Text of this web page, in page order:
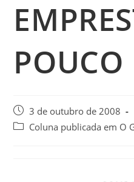
POUCO
3 de outubro de 2008
Coluna publicada em O